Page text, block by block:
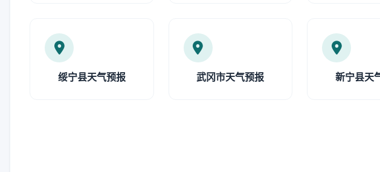
绥宁县天气预报 武冈市天气预报 新宁县天